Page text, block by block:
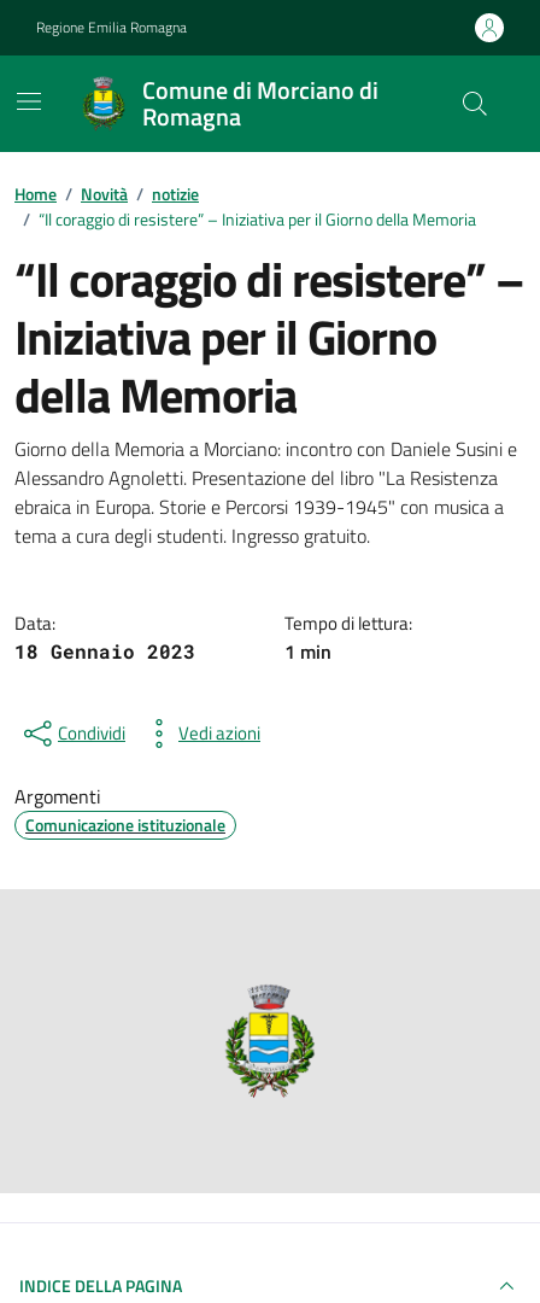
Regione Emilia Romagna
Comune di Morciano di
Romagna
Contenuti in evidenza
Home / Novità / notizie
/ “Il coraggio di resistere” – Iniziativa per il Giorno della Memoria
“Il coraggio di resistere” –
Iniziativa per il Giorno
della Memoria
Dettagli della notizia
Giorno della Memoria a Morciano: incontro con Daniele Susini e
Alessandro Agnoletti. Presentazione del libro "La Resistenza
ebraica in Europa. Storie e Percorsi 1939-1945" con musica a
tema a cura degli studenti. Ingresso gratuito.
Data:
18 Gennaio 2023
Tempo di lettura:
1 min
Condividi Vedi azioni
Argomenti
Comunicazione istituzionale
INDICE DELLA PAGINA